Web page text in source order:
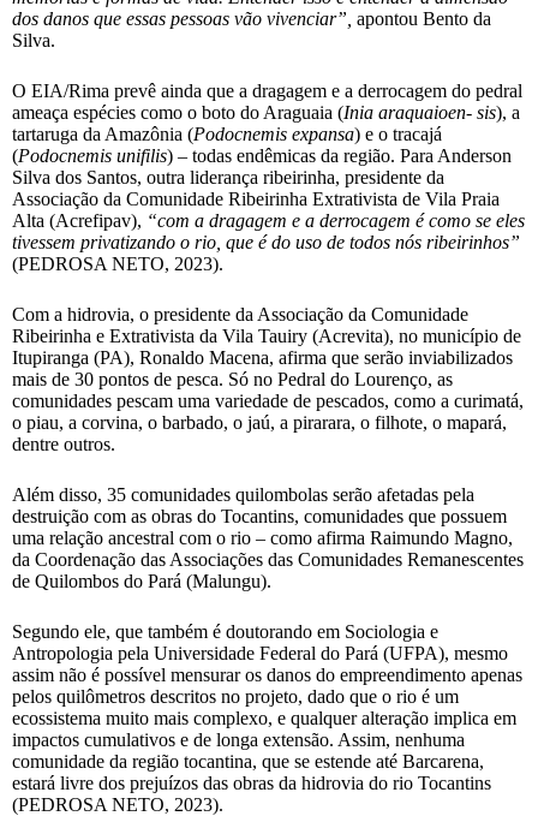
dos danos que essas pessoas vão vivenciar”, apontou Bento da
Silva.
O EIA/Rima prevê ainda que a dragagem e a derrocagem do pedral
ameaça espécies como o boto do Araguaia (Inia araquaioen- sis), a
tartaruga da Amazônia (Podocnemis expansa) e o tracajá
(Podocnemis unifilis) – todas endêmicas da região. Para Anderson
Silva dos Santos, outra liderança ribeirinha, presidente da
Associação da Comunidade Ribeirinha Extrativista de Vila Praia
Alta (Acrefipav), “com a dragagem e a derrocagem é como se eles
tivessem privatizando o rio, que é do uso de todos nós ribeirinhos”
(PEDROSA NETO, 2023).
Com a hidrovia, o presidente da Associação da Comunidade
Ribeirinha e Extrativista da Vila Tauiry (Acrevita), no município de
Itupiranga (PA), Ronaldo Macena, afirma que serão inviabilizados
mais de 30 pontos de pesca. Só no Pedral do Lourenço, as
comunidades pescam uma variedade de pescados, como a curimatá,
o piau, a corvina, o barbado, o jaú, a pirarara, o filhote, o mapará,
dentre outros.
Além disso, 35 comunidades quilombolas serão afetadas pela
destruição com as obras do Tocantins, comunidades que possuem
uma relação ancestral com o rio – como afirma Raimundo Magno,
da Coordenação das Associações das Comunidades Remanescentes
de Quilombos do Pará (Malungu).
Segundo ele, que também é doutorando em Sociologia e
Antropologia pela Universidade Federal do Pará (UFPA), mesmo
assim não é possível mensurar os danos do empreendimento apenas
pelos quilômetros descritos no projeto, dado que o rio é um
ecossistema muito mais complexo, e qualquer alteração implica em
impactos cumulativos e de longa extensão. Assim, nenhuma
comunidade da região tocantina, que se estende até Barcarena,
estará livre dos prejuízos das obras da hidrovia do rio Tocantins
(PEDROSA NETO, 2023).